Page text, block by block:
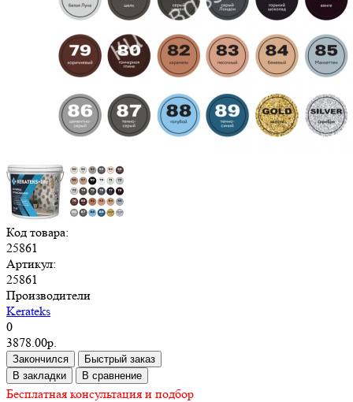
Код товара:
25861
Артикул:
25861
Производители
Kerateks
0
3878.00р.
Закончился
Быстрый заказ
В закладки
В сравнение
Бесплатная консультация и подбор